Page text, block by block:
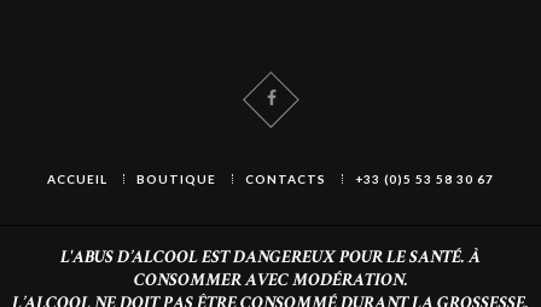
ACCUEIL BOUTIQUE CONTACTS +33 (0)5 53 58 30 67
L'ABUS D’ALCOOL EST DANGEREUX POUR LE SANTÉ. À
CONSOMMER AVEC MODÉRATION.